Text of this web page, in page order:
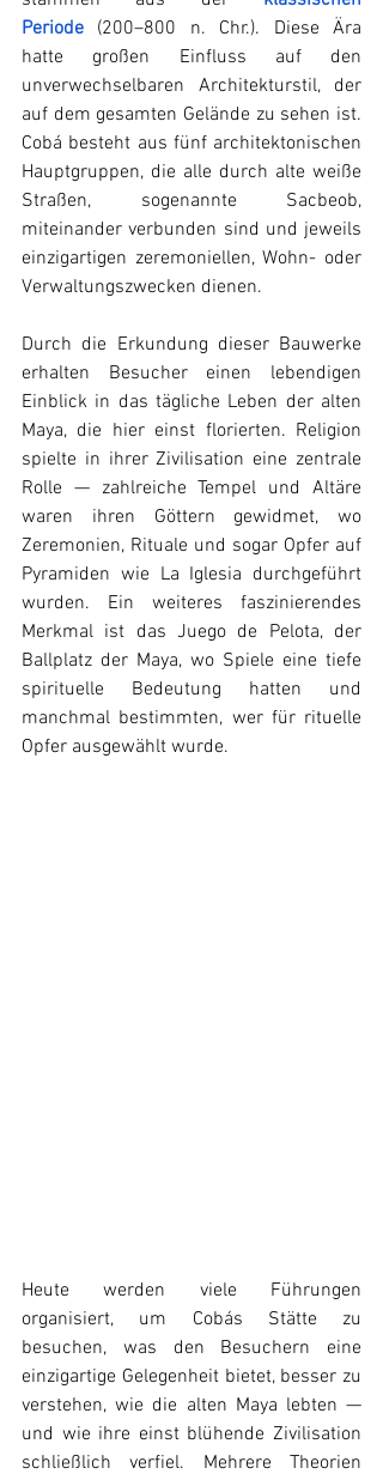
Periode (200–800 n. Chr.). Diese Ära
hatte großen Einfluss auf den
unverwechselbaren Architekturstil, der
auf dem gesamten Gelände zu sehen ist.
Cobá besteht aus fünf architektonischen
Hauptgruppen, die alle durch alte weiße
Straßen, sogenannte Sacbeob,
miteinander verbunden sind und jeweils
einzigartigen zeremoniellen, Wohn- oder
Verwaltungszwecken dienen.
Durch die Erkundung dieser Bauwerke
erhalten Besucher einen lebendigen
Einblick in das tägliche Leben der alten
Maya, die hier einst florierten. Religion
spielte in ihrer Zivilisation eine zentrale
Rolle — zahlreiche Tempel und Altäre
waren ihren Göttern gewidmet, wo
Zeremonien, Rituale und sogar Opfer auf
Pyramiden wie La Iglesia durchgeführt
wurden. Ein weiteres faszinierendes
Merkmal ist das Juego de Pelota, der
Ballplatz der Maya, wo Spiele eine tiefe
spirituelle Bedeutung hatten und
manchmal bestimmten, wer für rituelle
Opfer ausgewählt wurde.
Heute werden viele Führungen
organisiert, um Cobás Stätte zu
besuchen, was den Besuchern eine
einzigartige Gelegenheit bietet, besser zu
verstehen, wie die alten Maya lebten —
und wie ihre einst blühende Zivilisation
schließlich verfiel. Mehrere Theorien